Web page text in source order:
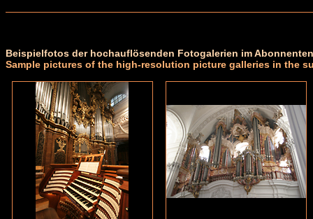
Beispielfotos der hochauflösenden Fotogalerien im
Sample pictures of the high-resolution picture galleries in the